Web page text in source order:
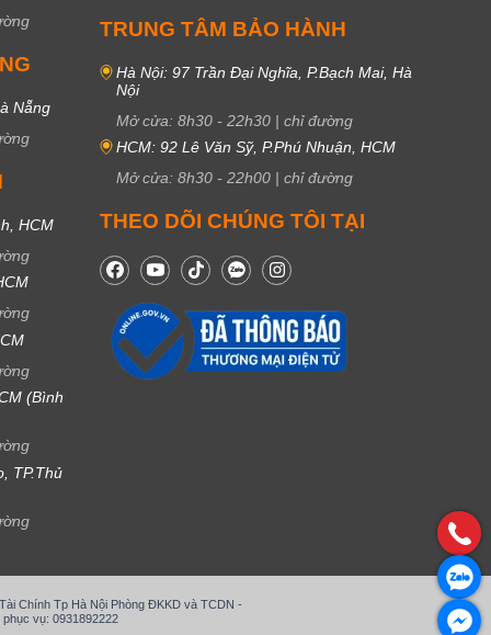
Nẵng
HCM
(Bình
TP.Thủ
TRUNG TÂM BẢO HÀNH
Hà Nội: 97 Trần Đại Nghĩa, P.Bạch Mai, Hà
Nội
Mở cửa: 8h30 - 22h30 | chỉ đường
HCM: 92 Lê Văn Sỹ, P.Phú Nhuận, HCM
Mở cửa: 8h30 - 22h00 | chỉ đường
THEO DÕI CHÚNG TÔI TẠI
Chính Tp Hà Nội Phòng ĐKKD và TCDN -
vụ: 0931892222